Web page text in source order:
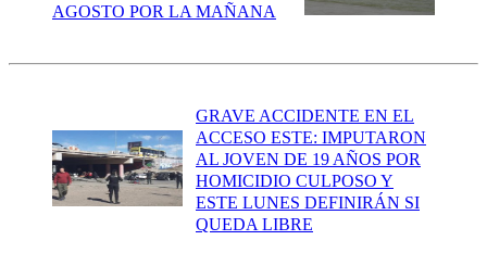
AGOSTO POR LA MAÑANA
GRAVE ACCIDENTE EN EL
ACCESO ESTE: IMPUTARON
AL JOVEN DE 19 AÑOS POR
HOMICIDIO CULPOSO Y
ESTE LUNES DEFINIRÁN SI
QUEDA LIBRE